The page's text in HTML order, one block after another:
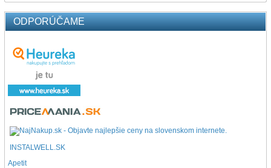
ODPORÚČAME
INSTALWELL.SK
Apetit